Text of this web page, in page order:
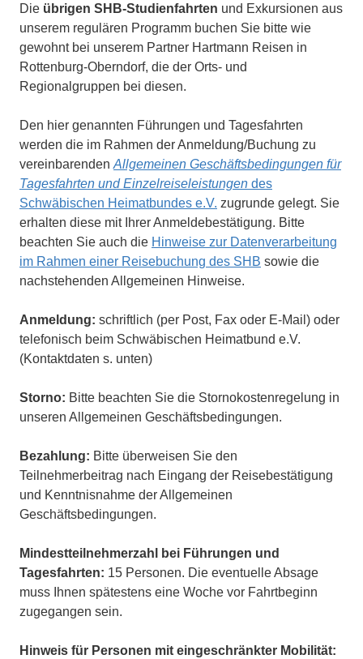
Die übrigen SHB-Studienfahrten und Exkursionen aus
unserem regulären Programm buchen Sie bitte wie
gewohnt bei unserem Partner Hartmann Reisen in
Rottenburg-Oberndorf, die der Orts- und
Regionalgruppen bei diesen.
Den hier genannten Führungen und Tagesfahrten
werden die im Rahmen der Anmeldung/Buchung zu
vereinbarenden Allgemeinen Geschäftsbedingungen für
Tagesfahrten und Einzelreiseleistungen des
Schwäbischen Heimatbundes e.V. zugrunde gelegt. Sie
erhalten diese mit Ihrer Anmeldebestätigung. Bitte
beachten Sie auch die Hinweise zur Datenverarbeitung
im Rahmen einer Reisebuchung des SHB sowie die
nachstehenden Allgemeinen Hinweise.
Anmeldung: schriftlich (per Post, Fax oder E-Mail) oder
telefonisch beim Schwäbischen Heimatbund e.V.
(Kontaktdaten s. unten)
Storno: Bitte beachten Sie die Stornokostenregelung in
unseren Allgemeinen Geschäftsbedingungen.
Bezahlung: Bitte überweisen Sie den
Teilnehmerbeitrag nach Eingang der Reisebestätigung
und Kenntnisnahme der Allgemeinen
Geschäftsbedingungen.
Mindestteilnehmerzahl bei Führungen und
Tagesfahrten: 15 Personen. Die eventuelle Absage
muss Ihnen spätestens eine Woche vor Fahrtbeginn
zugegangen sein.
Hinweis für Personen mit eingeschränkter Mobilität: